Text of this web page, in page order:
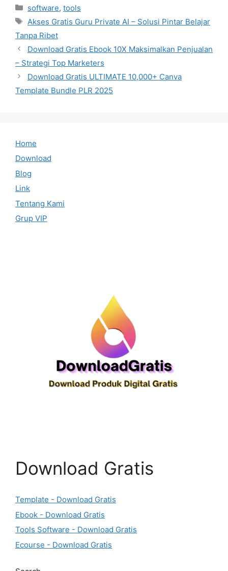
Categories
software, tools
Tags
Akses Gratis Guru Private AI – Solusi Pintar Belajar
Tanpa Ribet
Download Gratis Ebook 10X Maksimalkan Penjualan
– Strategi Top Marketers
Download Gratis ULTIMATE 10,000+ Canva
Template Bundle PLR 2025
Home
Download
Blog
Link
Tentang Kami
Grup VIP
Download Gratis
Template - Download Gratis
Ebook - Download Gratis
Tools Software - Download Gratis
Ecourse - Download Gratis